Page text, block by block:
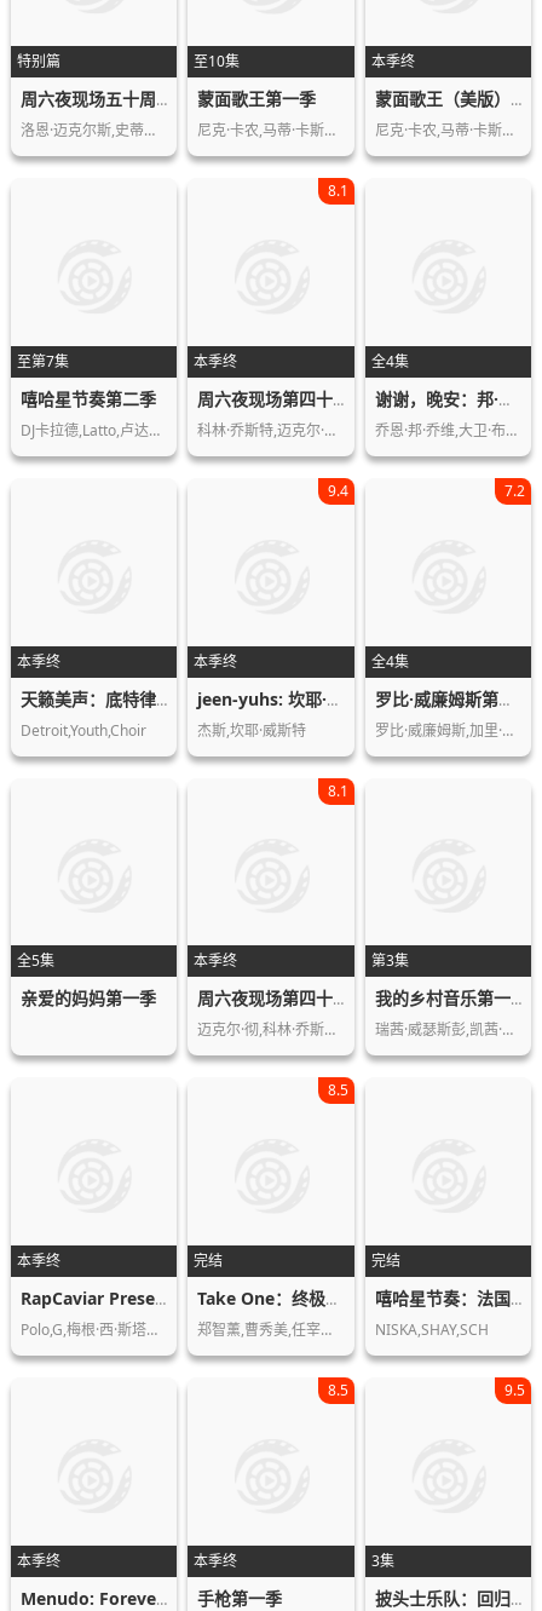
特别篇
周六夜现场五十周年特别篇
洛恩·迈克尔斯,史蒂夫·马丁,汤姆·汉…
至10集
蒙面歌王第一季
尼克·卡农,马蒂·卡斯诺,郑肯,詹尼·…
本季终
蒙面歌王（美版）第一季
尼克·卡农,马蒂·卡斯诺,郑肯,詹尼·…
至第7集
嘻哈星节奏第二季
DJ卡拉德,Latto,卢达克里斯
本季终
8.1
周六夜现场第四十九季
科林·乔斯特,迈克尔·彻,杨伯文,基南…
全4集
谢谢，晚安：邦·乔维故事第一季
乔恩·邦·乔维,大卫·布赖恩,Tico,…
本季终
天籁美声：底特律青少年合唱团第一季
Detroit,Youth,Choir
本季终
9.4
jeen-yuhs: 坎耶·维斯特三部曲第一季
杰斯,坎耶·威斯特
全4集
7.2
罗比·威廉姆斯第一季
罗比·威廉姆斯,加里·巴洛
全5集
亲爱的妈妈第一季
本季终
8.1
周六夜现场第四十八季
迈克尔·彻,科林·乔斯特,塞西莉·斯特…
第3集
我的乡村音乐第一季
瑞茜·威瑟斯彭,凯茜·马斯格雷夫斯,O…
本季终
RapCaviar Presents
Polo,G,梅根·西·斯塔莉安,Sawee…
完结
8.5
Take One：终极一曲
郑智薰,曹秀美,任宰范,柳熙烈,朴正炫,…
完结
嘻哈星节奏：法国篇第一季
NISKA,SHAY,SCH
本季终
Menudo: Forever Young
本季终
8.5
手枪第一季
3集
9.5
披头士乐队：回归第一季